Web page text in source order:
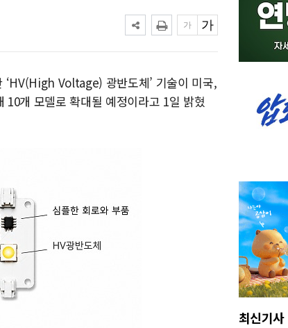
Voltage) 광반도체’ 기술이 미국,
개 모델로 확대될 예정이라고 1일 밝혔
최신기사